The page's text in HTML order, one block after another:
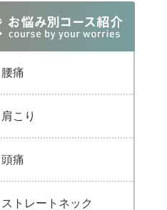
腰痛
肩こり
頭痛
ストレートネック